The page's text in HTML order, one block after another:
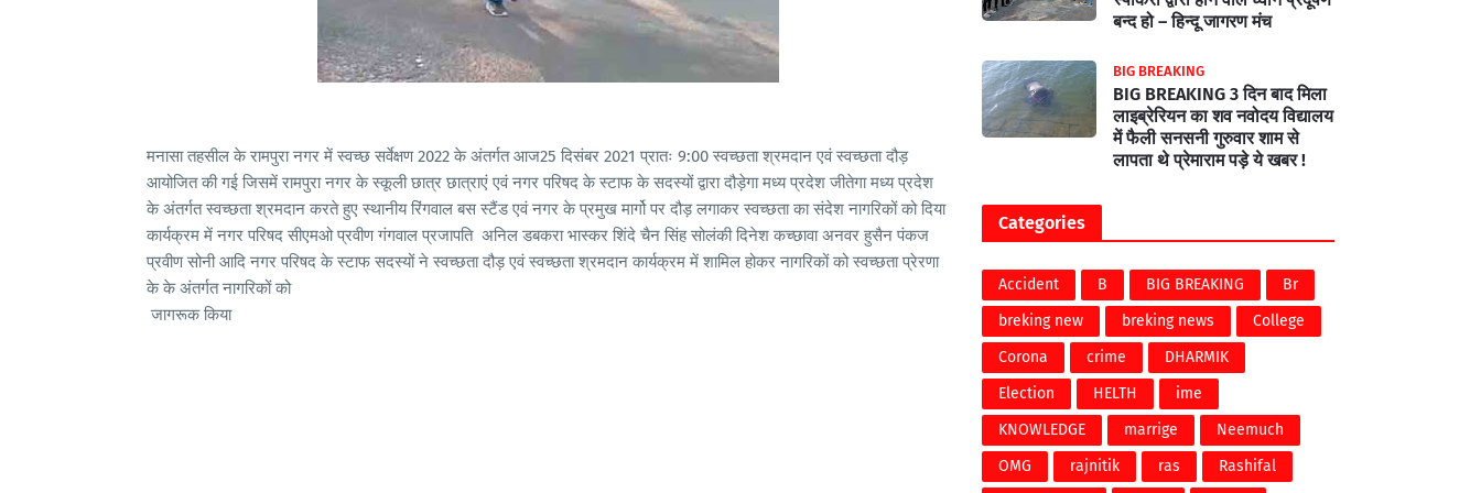
मनासा तहसील के रामपुरा नगर में स्वच्छ सर्वेक्षण 2022 के अंतर्गत आज25 दिसंबर 2021 प्रातः 9:00 स्वच्छता श्रमदान एवं स्वच्छता दौड़
आयोजित की गई जिसमें रामपुरा नगर के स्कूली छात्र छात्राएं एवं नगर परिषद के स्टाफ के सदस्यों द्वारा दौड़ेगा मध्य प्रदेश जीतेगा मध्य प्रदेश
के अंतर्गत स्वच्छता श्रमदान करते हुए स्थानीय रिंगवाल बस स्टैंड एवं नगर के प्रमुख मार्गो पर दौड़ लगाकर स्वच्छता का संदेश नागरिकों को दिया
कार्यक्रम में नगर परिषद सीएमओ प्रवीण गंगवाल प्रजापति अनिल डबकरा भास्कर शिंदे चैन सिंह सोलंकी दिनेश कच्छावा अनवर हुसैन पंकज
प्रवीण सोनी आदि नगर परिषद के स्टाफ सदस्यों ने स्वच्छता दौड़ एवं स्वच्छता श्रमदान कार्यक्रम में शामिल होकर नागरिकों को स्वच्छता प्रेरणा
के के अंतर्गत नागरिकों को
जागरूक किया
बन्द हो – हिन्दू जागरण मंच
BIG BREAKING
BIG BREAKING 3 दिन बाद मिला
लाइब्रेरियन का शव नवोदय विद्यालय
में फैली सनसनी गुरुवार शाम से
लापता थे प्रेमाराम पड़े ये खबर !
Categories
Accident B BIG BREAKING
Br
breking new
breking news
College
Corona
crime
DHARMIK
Election
HELTH
ime
KNOWLEDGE
marrige
Neemuch
OMG
rajnitik ras
Rashifal